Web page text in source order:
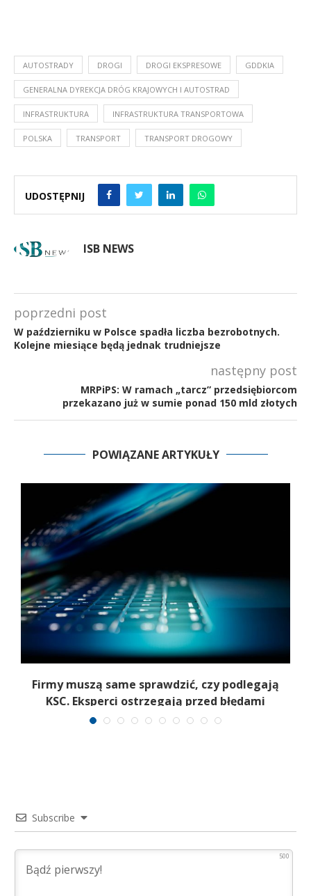
AUTOSTRADY DROGI DROGI EKSPRESOWE GDDKIA
GENERALNA DYREKCJA DRÓG KRAJOWYCH I AUTOSTRAD
INFRASTRUKTURA INFRASTRUKTURA TRANSPORTOWA
POLSKA TRANSPORT TRANSPORT DROGOWY
UDOSTĘPNIJ
ISB NEWS
poprzedni post
W październiku w Polsce spadła liczba bezrobotnych.
Kolejne miesiące będą jednak trudniejsze
następny post
MRPiPS: W ramach „tarcz” przedsiębiorcom
przekazano już w sumie ponad 150 mld złotych
POWIĄZANE ARTYKUŁY
Firmy muszą same sprawdzić, czy podlegają
KSC. Eksperci ostrzegają przed błędami
Subscribe
500